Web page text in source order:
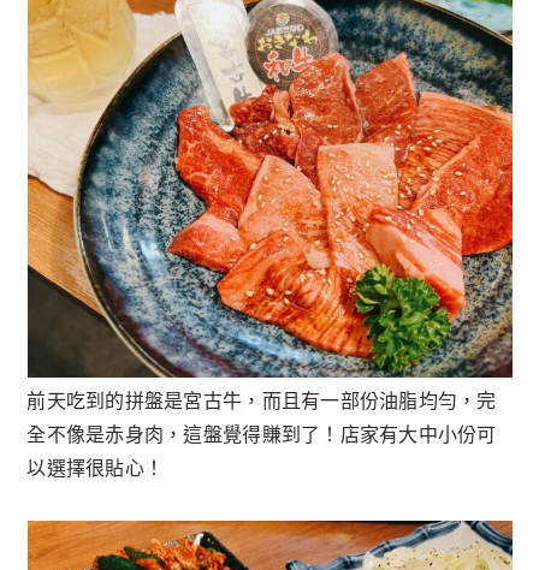
前天吃到的拼盤是宮古牛，而且有一部份油脂均勻，完
全不像是赤身肉，這盤覺得賺到了！店家有大中小份可
以選擇很貼心！